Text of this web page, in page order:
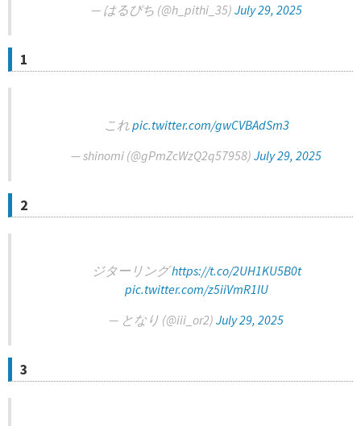
— はるぴち (@h_pithi_35) July 29, 2025
1
これpic.twitter.com/gwCVBAdSm3
— shinomi (@gPmZcWzQ2q57958) July 29, 2025
2
ジターリングhttps://t.co/2UH1KU5B0t
pic.twitter.com/z5iiVmR1IU
— となり (@iii_or2) July 29, 2025
3